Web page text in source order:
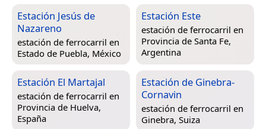
Estación Jesús de
Nazareno
estación de ferrocarril en
Estado de Puebla, México
Estación Este
estación de ferrocarril en
Provincia de Santa Fe,
Argentina
Estación El Martajal
estación de ferrocarril en
Provincia de Huelva,
España
Estación de Ginebra-
Cornavin
estación de ferrocarril en
Ginebra, Suiza